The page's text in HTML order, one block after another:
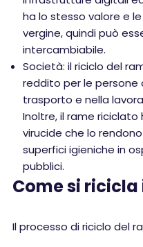
ha lo stesso valore e
vergine, quindi può
intercambiabile.
Società: il riciclo del
reddito per le persone
trasporto e nella
Inoltre, il rame
virucide che lo
superfici igieniche in
pubblici.
Come si ricicla
Il processo di riciclo del